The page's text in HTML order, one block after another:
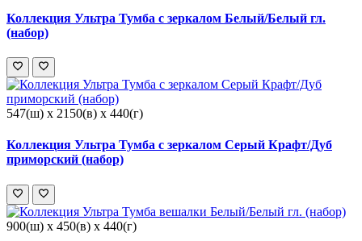
Коллекция Ультра Тумба с зеркалом Белый/Белый гл.
(набор)
547(ш) x 2150(в) x 440(г)
Коллекция Ультра Тумба с зеркалом Серый Крафт/Дуб
приморский (набор)
900(ш) x 450(в) x 440(г)